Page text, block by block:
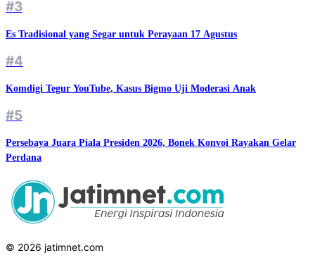
#3
Es Tradisional yang Segar untuk Perayaan 17 Agustus
#4
Komdigi Tegur YouTube, Kasus Bigmo Uji Moderasi Anak
#5
Persebaya Juara Piala Presiden 2026, Bonek Konvoi Rayakan Gelar
Perdana
© 2026 jatimnet.com